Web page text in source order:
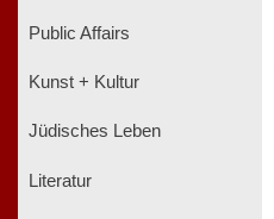
Public Affairs
Kunst + Kultur
Jüdisches Leben
Literatur